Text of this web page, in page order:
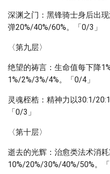
深渊之门：黑锋骑士身后出
弹20%/40%/60%。「0/3」
〈第九层〉
绝望的祷言：生命值每下降
1%/2%/3%/4%。「0/4」
灵魂桎梏：精神力以30:1/
「0/3」
〈第十层〉
逝去的光辉：治愈类法术消
10%/20%/30%/40%/50%。「